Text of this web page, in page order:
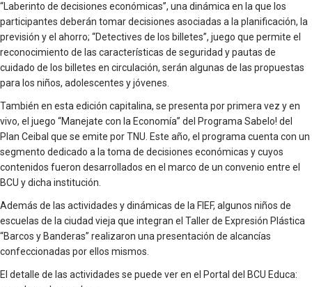
“Laberinto de decisiones económicas”, una dinámica en la que los
participantes deberán tomar decisiones asociadas a la planificación, la
previsión y el ahorro; “Detectives de los billetes”, juego que permite el
reconocimiento de las características de seguridad y pautas de
cuidado de los billetes en circulación, serán algunas de las propuestas
para los niños, adolescentes y jóvenes.
También en esta edición capitalina, se presenta por primera vez y en
vivo, el juego “Manejate con la Economía” del Programa Sabelo! del
Plan Ceibal que se emite por TNU. Este año, el programa cuenta con un
segmento dedicado a la toma de decisiones económicas y cuyos
contenidos fueron desarrollados en el marco de un convenio entre el
BCU y dicha institución.
Además de las actividades y dinámicas de la FIEF, algunos niños de
escuelas de la ciudad vieja que integran el Taller de Expresión Plástica
“Barcos y Banderas” realizaron una presentación de alcancías
confeccionadas por ellos mismos.
El detalle de las actividades se puede ver en el Portal del BCU Educa: